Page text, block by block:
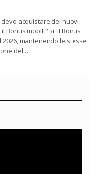
acquistare dei nuovi
Bonus mobili? Sì, il Bonus
mantenendo le stesse
del…